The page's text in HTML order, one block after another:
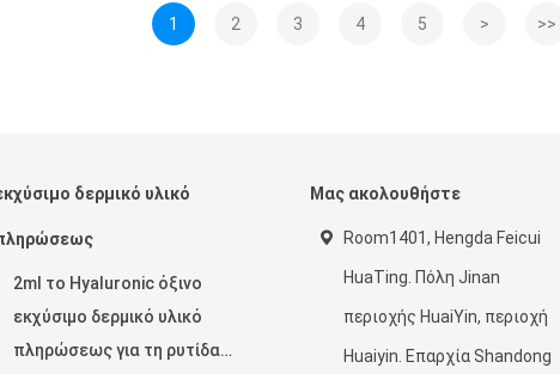
1 2 3 4 5 > >>
δερμικό υλικό
2ml το Hyaluronic όξινο
εκχύσιμο δερμικό υλικό
πληρώσεως για τη ρυτίδα
Μας ακολουθήστε
Room1401, Hengda Feicui
HuaTing. Πόλη Jinan
περιοχής HuaiYin, περιοχή
Huaiyin. Επαρχία Shandong